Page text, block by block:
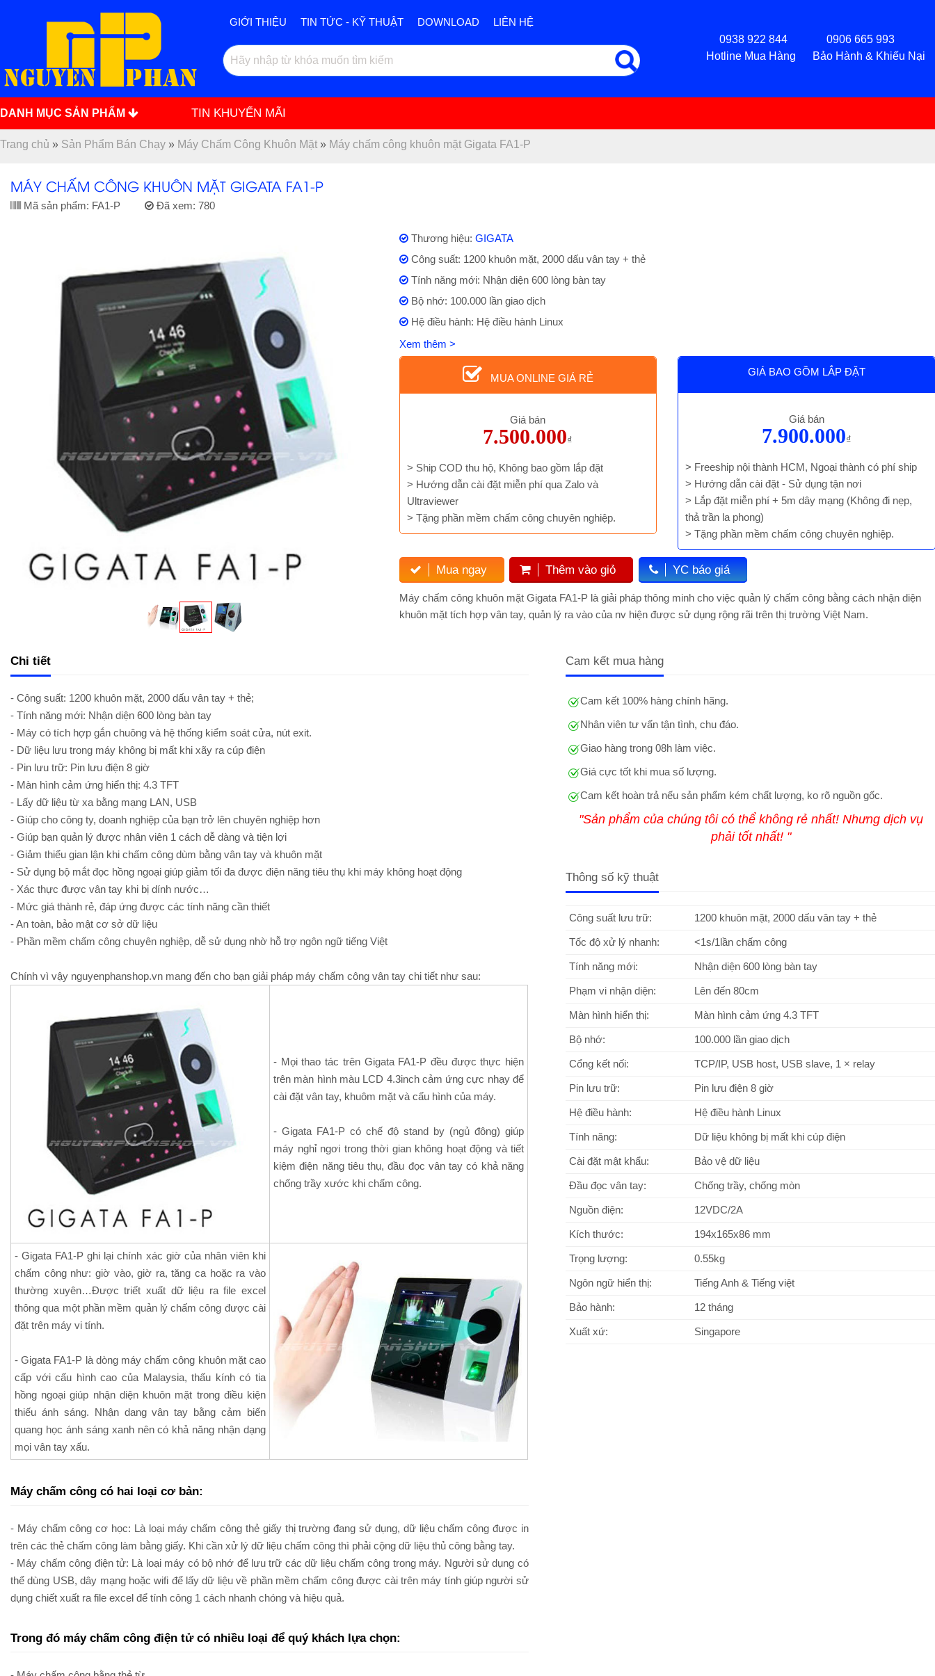
GIỚI THIỆU TIN TỨC - KỸ THUẬT DOWNLOAD
LIÊN HỆ
0938 922 844 0906 665 993
Hotline Mua Hàng Bảo Hành & Khiếu Nại
DANH MỤC SẢN PHẨM TIN KHUYẾN MÃI
Trang chủ » Sản Phẩm Bán Chạy » Máy Chấm Công Khuôn Mặt » Máy chấm công khuôn mặt Gigata FA1-P
MÁY CHẤM CÔNG KHUÔN MẶT GIGATA FA1-P
Mã sản phẩm: FA1-P Đã xem: 780
Thương hiệu: GIGATA
Công suất: 1200 khuôn mặt, 2000 dấu vân tay + thẻ
Tính năng mới: Nhận diện 600 lòng bàn tay
Bộ nhớ: 100.000 lần giao dịch
Hệ điều hành: Hệ điều hành Linux
Xem thêm >
MUA ONLINE GIÁ RẺ
Giá bán
7.500.000₫
> Ship COD thu hộ, Không bao gồm lắp đặt
> Hướng dẫn cài đặt miễn phí qua Zalo và
Ultraviewer
> Tặng phần mềm chấm công chuyên nghiệp.
GIÁ BAO GỒM LẮP ĐẶT
Giá bán
7.900.000₫
> Freeship nội thành HCM, Ngoại thành có phí ship
> Hướng dẫn cài đặt - Sử dụng tận nơi
> Lắp đặt miễn phí + 5m dây mạng (Không đi nẹp,
thả trần la phong)
> Tặng phần mềm chấm công chuyên nghiệp.
Mua ngay Thêm vào giỏ YC báo giá
Máy chấm công khuôn mặt Gigata FA1-P là giải pháp thông minh cho việc quản lý chấm công bằng cách nhận diện
khuôn mặt tích hợp vân tay, quản lý ra vào của nv hiện được sử dụng rộng rãi trên thị trường Việt Nam.
Chi tiết
- Công suất: 1200 khuôn mặt, 2000 dấu vân tay + thẻ;
- Tính năng mới: Nhận diện 600 lòng bàn tay
- Máy có tích hợp gắn chuông và hệ thống kiểm soát cửa, nút exit.
- Dữ liệu lưu trong máy không bị mất khi xãy ra cúp điện
- Pin lưu trữ: Pin lưu điện 8 giờ
- Màn hình cảm ứng hiển thị: 4.3 TFT
- Lấy dữ liệu từ xa bằng mạng LAN, USB
- Giúp cho công ty, doanh nghiệp của bạn trở lên chuyên nghiệp hơn
- Giúp bạn quản lý được nhân viên 1 cách dễ dàng và tiện lợi
- Giảm thiểu gian lận khi chấm công dùm bằng vân tay và khuôn mặt
- Sử dụng bộ mắt đọc hồng ngoại giúp giảm tối đa được điện năng tiêu thụ khi máy không hoạt động
- Xác thực được vân tay khi bị dính nước…
- Mức giá thành rẻ, đáp ứng được các tính năng cần thiết
- An toàn, bảo mật cơ sở dữ liệu
- Phần mềm chấm công chuyên nghiệp, dễ sử dụng nhờ hỗ trợ ngôn ngữ tiếng Việt
Chính vì vậy nguyenphanshop.vn mang đến cho bạn giải pháp máy chấm công vân tay chi tiết như sau:
- Mọi thao tác trên Gigata FA1-P đều được thực hiện
trên màn hình màu LCD 4.3inch cảm ứng cực nhạy để
cài đặt vân tay, khuôm mặt và cấu hình của máy.
- Gigata FA1-P có chế độ stand by (ngủ đông) giúp
máy nghỉ ngơi trong thời gian không hoạt động và tiết
kiệm điện năng tiêu thụ, đầu đọc vân tay có khả năng
chống trầy xước khi chấm công.
- Gigata FA1-P ghi lại chính xác giờ của nhân viên khi
chấm công như: giờ vào, giờ ra, tăng ca hoặc ra vào
thường xuyên…Được triết xuất dữ liệu ra file excel
thông qua một phần mềm quản lý chấm công được cài
đặt trên máy vi tính.
- Gigata FA1-P là dòng máy chấm công khuôn mặt cao
cấp với cấu hình cao của Malaysia, thấu kính có tia
hồng ngoại giúp nhận diện khuôn mặt trong điều kiện
thiếu ánh sáng. Nhận dang vân tay bằng cảm biến
quang học ánh sáng xanh nên có khả năng nhận dạng
mọi vân tay xấu.
Máy chấm công có hai loại cơ bản:
- Máy chấm công cơ học: Là loại máy chấm công thẻ giấy thị trường đang sử dụng, dữ liệu chấm công được in
trên các thẻ chấm công làm bằng giấy. Khi cần xử lý dữ liệu chấm công thì phải cộng dữ liệu thủ công bằng tay.
- Máy chấm công điện tử: Là loại máy có bộ nhớ để lưu trữ các dữ liệu chấm công trong máy. Người sử dụng có
thể dùng USB, dây mạng hoặc wifi để lấy dữ liệu về phần mềm chấm công được cài trên máy tính giúp người sử
dụng chiết xuất ra file excel để tính công 1 cách nhanh chóng và hiệu quả.
Trong đó máy chấm công điện tử có nhiều loại để quý khách lựa chọn:
Cam kết mua hàng
Cam kết 100% hàng chính hãng.
Nhân viên tư vấn tận tình, chu đáo.
Giao hàng trong 08h làm việc.
Giá cực tốt khi mua số lượng.
Cam kết hoàn trả nếu sản phẩm kém chất lượng, ko rõ nguồn gốc.
"Sản phẩm của chúng tôi có thể không rẻ nhất! Nhưng dịch vụ
phải tốt nhất! "
Thông số kỹ thuật
Công suất lưu trữ: 1200 khuôn mặt, 2000 dấu vân tay + thẻ
Tốc độ xử lý nhanh: <1s/1lần chấm công
Tính năng mới: Nhận diện 600 lòng bàn tay
Phạm vi nhận diện: Lên đến 80cm
Màn hình hiển thị: Màn hình cảm ứng 4.3 TFT
Bộ nhớ: 100.000 lần giao dịch
Cổng kết nối: TCP/IP, USB host, USB slave, 1 × relay
Pin lưu trữ: Pin lưu điện 8 giờ
Hệ điều hành: Hệ điều hành Linux
Tính năng: Dữ liệu không bị mất khi cúp điện
Cài đặt mật khẩu: Bảo vệ dữ liệu
Đầu đọc vân tay: Chống trầy, chống mòn
Nguồn điện: 12VDC/2A
Kích thước: 194x165x86 mm
Trọng lượng: 0.55kg
Ngôn ngữ hiển thị: Tiếng Anh & Tiếng việt
Bảo hành: 12 tháng
Xuất xứ: Singapore